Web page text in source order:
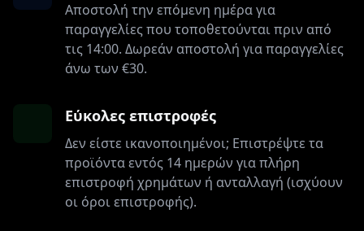
Αποστολή την επόμενη ημέρα για
παραγγελίες που τοποθετούνται πριν από
τις 14:00. Δωρεάν αποστολή για παραγγελίες
άνω των €30.
Εύκολες επιστροφές
Δεν είστε ικανοποιημένοι; Επιστρέψτε τα
προϊόντα εντός 14 ημερών για πλήρη
επιστροφή χρημάτων ή ανταλλαγή (ισχύουν
οι όροι επιστροφής).